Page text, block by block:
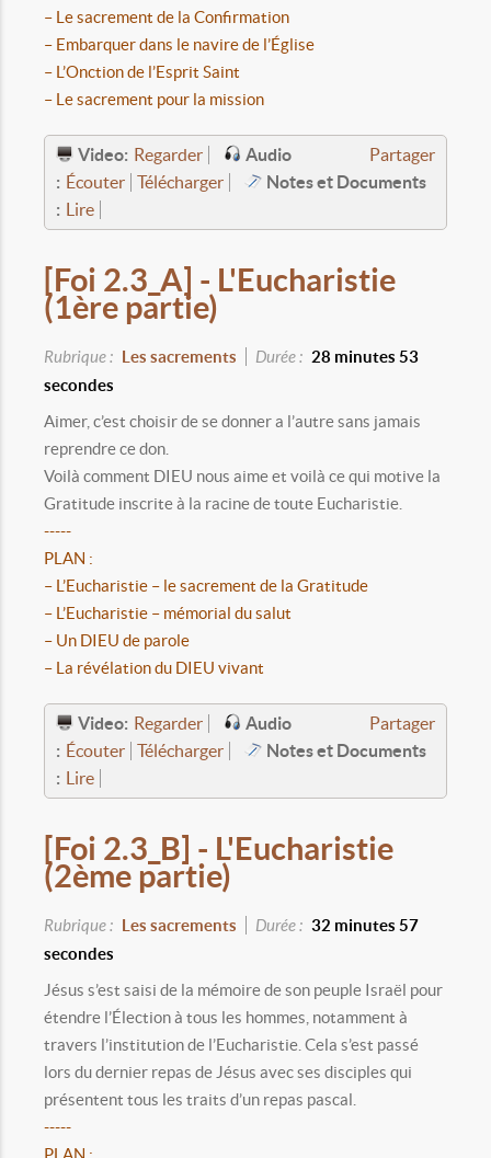
– Le sacrement de la Confirmation
– Embarquer dans le navire de l’Église
– L’Onction de l’Esprit Saint
– Le sacrement pour la mission
Partager
Video: Regarder
Audio
: Écouter Télécharger
Notes et Documents
:
Lire
[Foi 2.3_A] - L'Eucharistie
(1ère partie)
Rubrique : Les sacrements Durée : 28 minutes 53
secondes
Aimer, c’est choisir de se donner a l’autre sans jamais
reprendre ce don.
Voilà comment DIEU nous aime et voilà ce qui motive la
Gratitude inscrite à la racine de toute Eucharistie.
-----
PLAN :
– L’Eucharistie – le sacrement de la Gratitude
– L’Eucharistie – mémorial du salut
– Un DIEU de parole
– La révélation du DIEU vivant
Partager
Video: Regarder
Audio
: Écouter Télécharger
Notes et Documents
:
Lire
[Foi 2.3_B] - L'Eucharistie
(2ème partie)
Rubrique : Les sacrements Durée : 32 minutes 57
secondes
Jésus s’est saisi de la mémoire de son peuple Israël pour
étendre l’Élection à tous les hommes, notamment à
travers l’institution de l’Eucharistie. Cela s’est passé
lors du dernier repas de Jésus avec ses disciples qui
présentent tous les traits d’un repas pascal.
-----
PLAN :